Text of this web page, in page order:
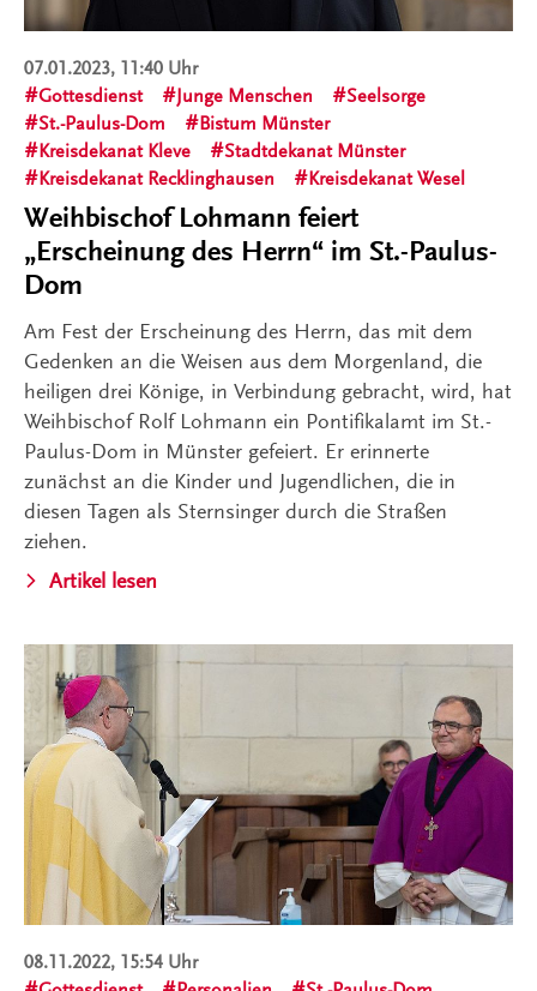
07.01.2023, 11:40 Uhr
Gottesdienst
Junge Menschen
Seelsorge
St.-Paulus-Dom
Bistum Münster
Kreisdekanat Kleve
Stadtdekanat Münster
Kreisdekanat Recklinghausen
Kreisdekanat Wesel
Weihbischof Lohmann feiert
„Erscheinung des Herrn“ im St.-Paulus-
Dom
Am Fest der Erscheinung des Herrn, das mit dem
Gedenken an die Weisen aus dem Morgenland, die
heiligen drei Könige, in Verbindung gebracht, wird, hat
Weihbischof Rolf Lohmann ein Pontifikalamt im St.-
Paulus-Dom in Münster gefeiert. Er erinnerte
zunächst an die Kinder und Jugendlichen, die in
diesen Tagen als Sternsinger durch die Straßen
ziehen.
Artikel lesen
08.11.2022, 15:54 Uhr